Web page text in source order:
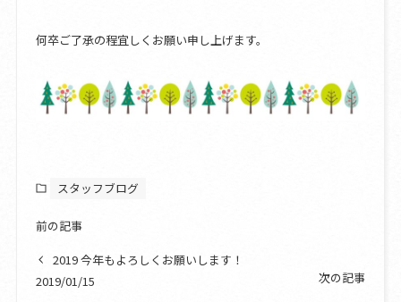
何卒ご了承の程宜しくお願い申し上げます。
スタッフブログ
前の記事
2019 今年もよろしくお願いします！
2019/01/15
次の記事